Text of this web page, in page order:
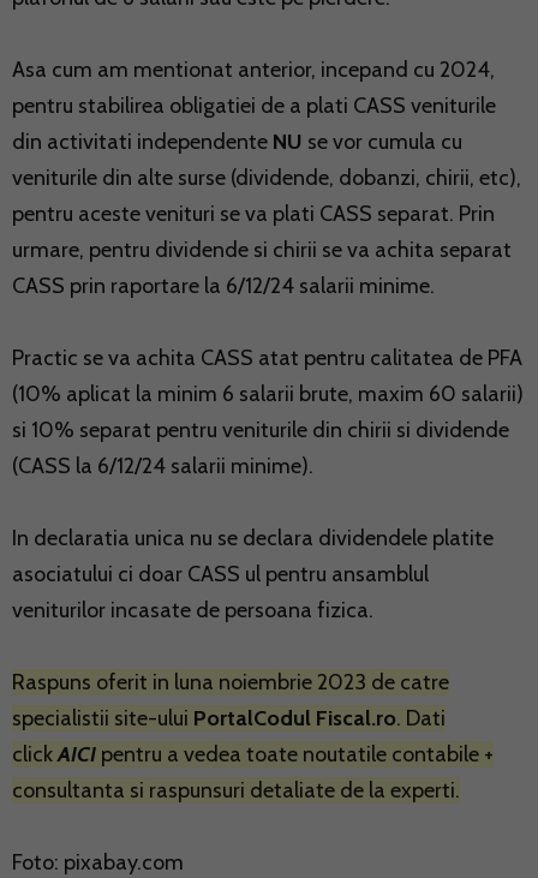
Asa cum am mentionat anterior, incepand cu 2024,
pentru stabilirea obligatiei de a plati CASS veniturile
din activitati independente NU se vor cumula cu
veniturile din alte surse (dividende, dobanzi, chirii, etc),
pentru aceste venituri se va plati CASS separat. Prin
urmare, pentru dividende si chirii se va achita separat
CASS prin raportare la 6/12/24 salarii minime.
Practic se va achita CASS atat pentru calitatea de PFA
(10% aplicat la minim 6 salarii brute, maxim 60 salarii)
si 10% separat pentru veniturile din chirii si dividende
(CASS la 6/12/24 salarii minime).
In declaratia unica nu se declara dividendele platite
asociatului ci doar CASS ul pentru ansamblul
veniturilor incasate de persoana fizica.
Raspuns oferit in luna noiembrie 2023 de catre
specialistii site-ului PortalCodul Fiscal.ro. Dati
clickAICI pentru a vedea toate noutatile contabile +
consultanta si raspunsuri detaliate de la experti.
Foto: pixabay.com